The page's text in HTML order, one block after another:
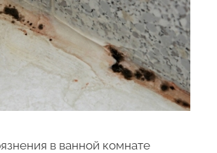
в ванной комнате